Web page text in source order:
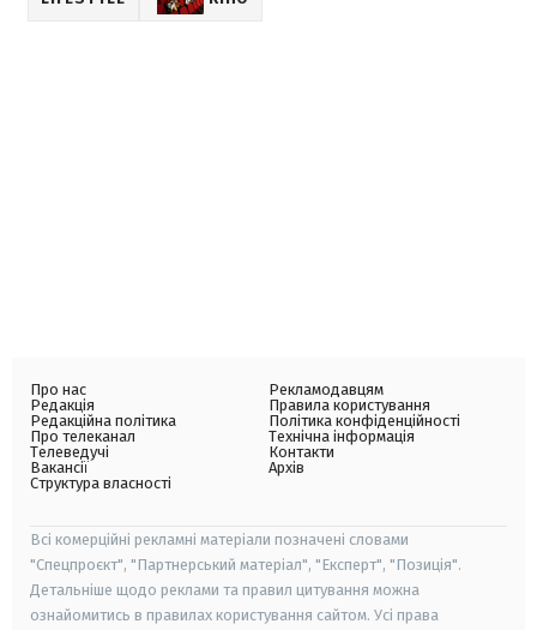
Про нас
Редакція
Редакційна політика
Про телеканал
Телеведучі
Вакансії
Структура власності
Рекламодавцям
Правила користування
Політика конфіденційності
Технічна інформація
Контакти
Архів
Всі комерційні рекламні матеріали позначені словами
"Спецпроєкт", "Партнерський матеріал", "Експерт", "Позиція".
Детальніше щодо реклами та правил цитування можна
ознайомитись в правилах користування сайтом. Усі права